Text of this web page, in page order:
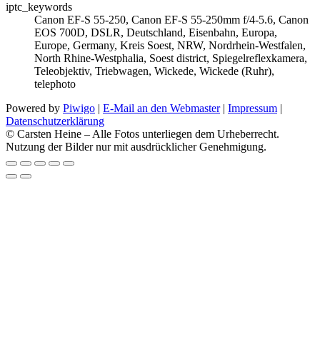
iptc_keywords
Canon EF-S 55-250, Canon EF-S 55-250mm f/4-5.6, Canon
EOS 700D, DSLR, Deutschland, Eisenbahn, Europa,
Europe, Germany, Kreis Soest, NRW, Nordrhein-Westfalen,
North Rhine‑Westphalia, Soest district, Spiegelreflexkamera,
Teleobjektiv, Triebwagen, Wickede, Wickede (Ruhr),
telephoto
Powered by Piwigo | E-Mail an den Webmaster | Impressum |
Datenschutzerklärung
© Carsten Heine – Alle Fotos unterliegen dem Urheberrecht.
Nutzung der Bilder nur mit ausdrücklicher Genehmigung.